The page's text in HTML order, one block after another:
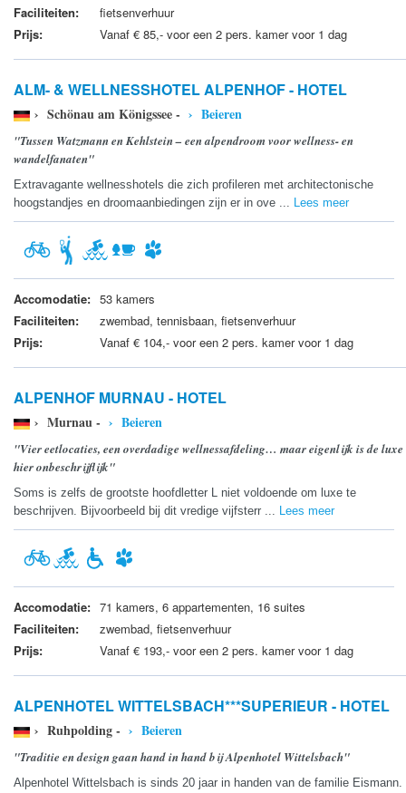
Faciliteiten:
fietsenverhuur
Prijs:
Vanaf € 85,- voor een 2 pers. kamer voor 1 dag
ALM- & WELLNESSHOTEL ALPENHOF - HOTEL
› Schönau am Königssee - › Beieren
"Tussen Watzmann en Kehlstein – een alpendroom voor wellness- en
wandelfanaten"
Extravagante wellnesshotels die zich profileren met architectonische
hoogstandjes en droomaanbiedingen zijn er in ove ... Lees meer
Accomodatie: 53 kamers
Faciliteiten:
zwembad, tennisbaan, fietsenverhuur
Prijs:
Vanaf € 104,- voor een 2 pers. kamer voor 1 dag
ALPENHOF MURNAU - HOTEL
› Murnau - › Beieren
"Vier eetlocaties, een overdadige wellnessafdeling… maar eigenlijk is de luxe
hier onbeschrijflijk"
Soms is zelfs de grootste hoofdletter L niet voldoende om luxe te
beschrijven. Bijvoorbeeld bij dit vredige vijfsterr ... Lees meer
Accomodatie: 71 kamers, 6 appartementen, 16 suites
Faciliteiten:
zwembad, fietsenverhuur
Prijs:
Vanaf € 193,- voor een 2 pers. kamer voor 1 dag
ALPENHOTEL WITTELSBACH***SUPERIEUR - HOTEL
› Ruhpolding - › Beieren
"Traditie en design gaan hand in hand bij Alpenhotel Wittelsbach"
Alpenhotel Wittelsbach is sinds 20 jaar in handen van de familie Eismann.